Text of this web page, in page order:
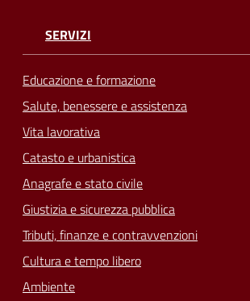
SERVIZI
Educazione e formazione
Salute, benessere e assistenza
Vita lavorativa
Catasto e urbanistica
Anagrafe e stato civile
Giustizia e sicurezza pubblica
Tributi, finanze e contravvenzioni
Cultura e tempo libero
Ambiente